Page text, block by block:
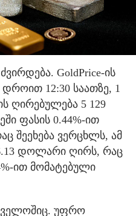
GoldPrice-ის
12:30 საათზე, 1
ღირებულება 5 129
ფასის 0.44%-ით
შეეხება ვერცხლს, ამ
დოლარი ღირს, რაც
ით მომატებული
უფრო